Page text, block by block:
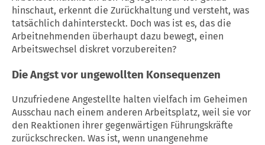
hinschaut, erkennt die Zurückhaltung und versteht, was
tatsächlich dahintersteckt. Doch was ist es, das die
Arbeitnehmenden überhaupt dazu bewegt, einen
Arbeitswechsel diskret vorzubereiten?
Die Angst vor ungewollten Konsequenzen
Unzufriedene Angestellte halten vielfach im Geheimen
Ausschau nach einem anderen Arbeitsplatz, weil sie vor
den Reaktionen ihrer gegenwärtigen Führungskräfte
zurückschrecken. Was ist, wenn unangenehme